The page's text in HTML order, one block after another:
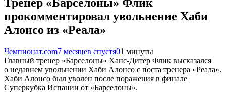
прокомментировал увольнение Хаби
Алонсо из «Реала»
Чемпионат.com7 месяцев спустя01 минуты
Главный тренер «Барселоны» Ханс-Дитер Флик высказался
о недавнем увольнении Хаби Алонсо с поста тренера «Реала».
Хаби Алонсо был уволен после поражения в финале
Суперкубка Испании от «Барселоны».